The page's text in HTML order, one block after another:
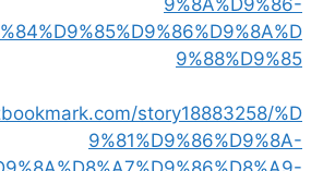
9%88%D9%85
story18883258/%D
9%81%D9%86%D9%8A-